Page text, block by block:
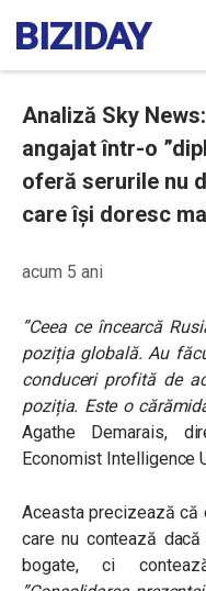
Analiză Sky
angajat într-o
oferă serurile nu
care își doresc
acum 5 ani
”Ceea ce încearcă
poziția globală. Au
conduceri profită de
poziția. Este o
Agathe Demarais,
Economist Intelligence
Aceasta precizează
care nu contează
bogate, ci